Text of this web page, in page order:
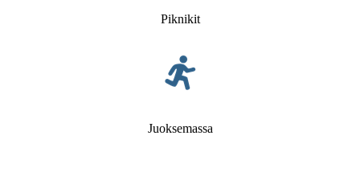
Piknikit
Juoksemassa